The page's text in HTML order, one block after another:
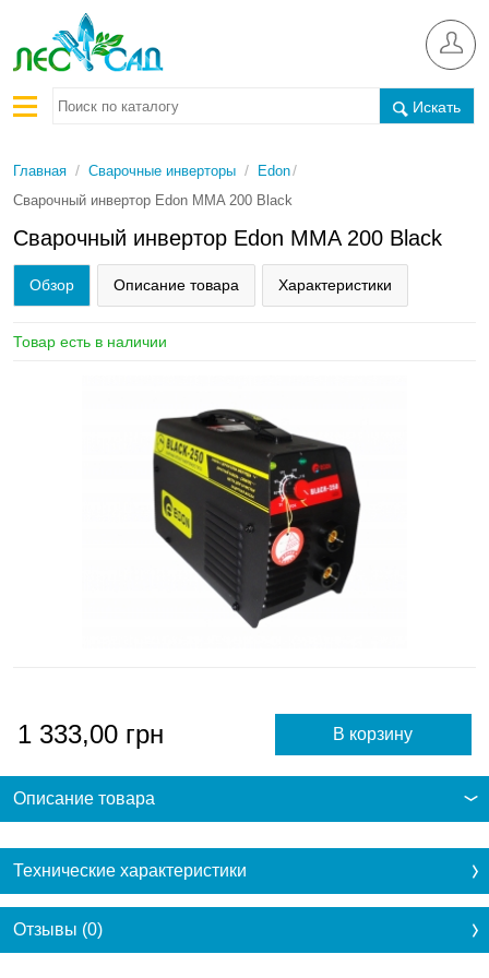
Искать
Главная / Сварочные инверторы / Edon/
Сварочный инвертор Edon MMA 200 Black
Сварочный инвертор Edon MMA 200 Black
Обзор Описание товара Характеристики
Товар есть в наличии
1 333,00 грн
Описание товара
Технические характеристики
Отзывы (0)